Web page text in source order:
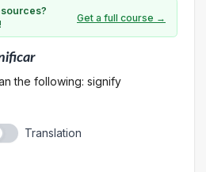
Get a full course →
the following: signify
Translation